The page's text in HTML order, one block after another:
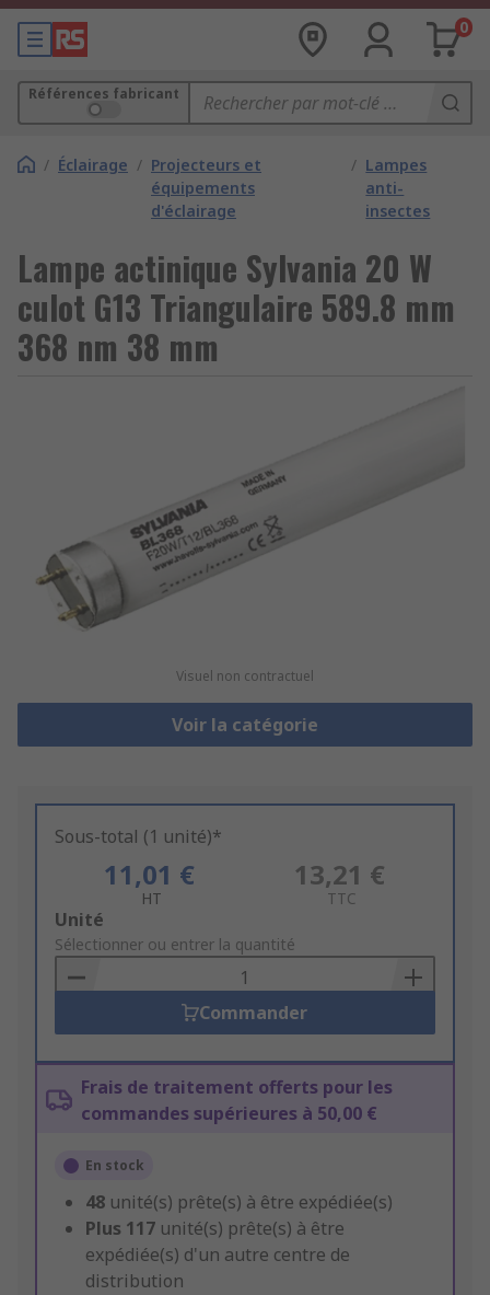
0
Références fabricant
/ Éclairage / Projecteurs et
équipements
d'éclairage
/ Lampes
anti-
insectes
Lampe actinique Sylvania 20 W
culot G13 Triangulaire 589.8 mm
368 nm 38 mm
Visuel non contractuel
Voir la catégorie
Sous-total (1 unité)*
11,01 €
HT
13,21 €
TTC
Add
to
Basket
Unité
Sélectionner ou entrer la quantité
Commander
Frais de traitement offerts pour les
commandes supérieures à 50,00 €
En stock
48 unité(s) prête(s) à être expédiée(s)
Plus 117 unité(s) prête(s) à être
expédiée(s) d'un autre centre de
distribution